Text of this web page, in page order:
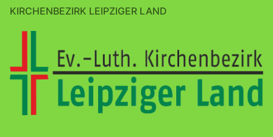
KIRCHENBEZIRK LEIPZIGER LAND